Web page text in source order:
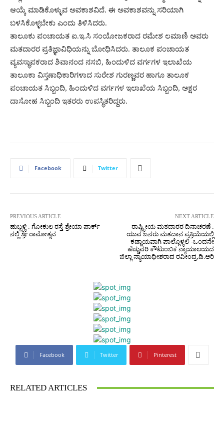
ಆಯ್ಕೆ ಮಾಡಿಕೊಳ್ಳುವ ಅವಕಾಶವಿದೆ. ಈ ಅವಕಾಶವನ್ನು ಸರಿಯಾಗಿ
ಬಳಸಿಕೊಳ್ಳಬೇಕು ಎಂದು ತಿಳಿಸಿದರು.
ತಾಲೂಕು ಪಂಚಾಯತ ಐ.ಇ.ಸಿ ಸಂಯೋಜಕರಾದ ರಮೇಶ ಲಮಾಣಿ ಅವರು
ಮತದಾರರ ಪ್ರತಿಜ್ಞಾವಿಧಿಯನ್ನು ಬೋಧಿಸಿದರು. ತಾಲೂಕ ಪಂಚಾಯತ
ವ್ಯವಸ್ಥಾಪಕರಾದ ಶಿವಾನಂದ ನಸಬಿ, ಹಿಂದುಳಿದ ವರ್ಗಗಳ ಇಲಾಖೆಯ
ತಾಲೂಕಾ ವಿಸ್ತಣಾಧಿಕಾರಿಗಳಾದ ಸುರೇಶ ಗುರಣ್ಣವರ ಹಾಗೂ ತಾಲೂಕ
ಪಂಚಾಯತ ಸಿಬ್ಬಂದಿ, ಹಿಂದುಳಿದ ವರ್ಗಗಳ ಇಲಾಖೆಯ ಸಿಬ್ಬಂದಿ, ಅಕ್ಷರ
ದಾಸೋಹ ಸಿಬ್ಬಂದಿ ಇತರರು ಉಪಸ್ಥಿತರಿದ್ದರು.
Facebook Twitter
PREVIOUS ARTICLE
ಹುಬ್ಬಳ್ಳಿ : ಗೋಕುಲ ರಸ್ತೆ-ಶ್ರೇಯಾ ಪಾರ್ಕ್
ನಲ್ಲಿ ಶ್ರೀ ರಾಮೋತ್ಸವ
NEXT ARTICLE
ರಾಷ್ಟ್ರೀಯ ಮತದಾರರ ದಿನಾಚರಣೆ :
ಯುವ ಜನರು ಮತದಾನ ಪ್ರಕ್ರಿಯೆಯಲ್ಲಿ
ಕಡ್ಡಾಯವಾಗಿ ಪಾಲ್ಗೊಳ್ಳಲಿ -ಒಂದನೇ
ಹೆಚ್ಚುವರಿ ಕೌಟುಂಬಿಕ ನ್ಯಾಯಾಲಯದ
ಜಿಲ್ಲಾ ನ್ಯಾಯಾಧೀಶರಾದ ರವೀಂದ್ರ.ಡಿ.ಆರಿ
Facebook Twitter Pinterest
RELATED ARTICLES